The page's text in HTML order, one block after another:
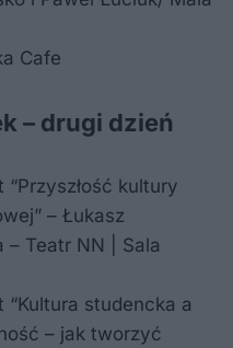
Cafe
– drugi dzień
kultury
– Łukasz
– Teatr NN | Sala
“Kultura studencka a
– jak tworzyć